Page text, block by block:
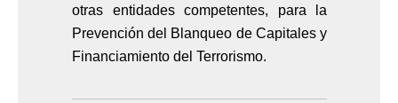
otras entidades competentes, para la
Prevención del Blanqueo de Capitales y
Financiamiento del Terrorismo.